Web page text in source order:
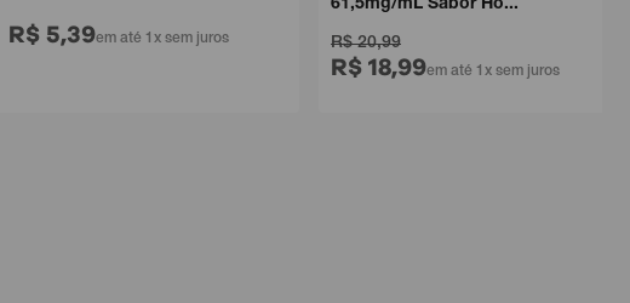
R$ 5,39em até 1x sem juros
61,5mg/mL Sabor Ho...
R$ 20,99
R$ 18,99em até 1x sem juros